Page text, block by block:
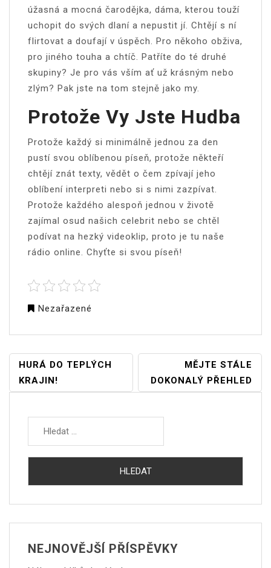
úžasná a mocná čarodějka, dáma, kterou touží
uchopit do svých dlaní a nepustit jí. Chtějí s ní
flirtovat a doufají v úspěch. Pro někoho obživa,
pro jiného touha a chtíč. Patříte do té druhé
skupiny? Je pro vás vším ať už krásným nebo
zlým? Pak jste na tom stejně jako my.
Protože Vy Jste Hudba
Protože každý si minimálně jednou za den
pustí svou oblíbenou píseň, protože někteří
chtějí znát texty, vědět o čem zpívají jeho
oblíbení interpreti nebo si s nimi zazpívat.
Protože každého alespoň jednou v životě
zajímal osud našich celebrit nebo se chtěl
podívat na hezký videoklip, proto je tu naše
rádio online. Chyťte si svou píseň!
Nezařazené
NAVIGACE
PRO
PŘÍSPĚVEK
HURÁ DO TEPLÝCH
KRAJIN!
MĚJTE STÁLE
DOKONALÝ PŘEHLED
Vyhledávání
NEJNOVĚJŠÍ PŘÍSPĚVKY